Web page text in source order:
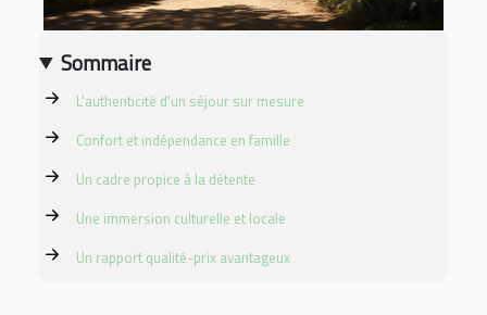
Sommaire
L'authenticité d'un séjour sur mesure
Confort et indépendance en famille
Un cadre propice à la détente
Une immersion culturelle et locale
Un rapport qualité-prix avantageux